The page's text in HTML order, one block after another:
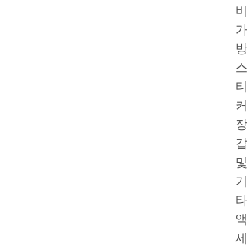
가
스
티
장
갑
및
기
타
액
세